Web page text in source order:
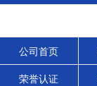
公司首页
荣誉认证